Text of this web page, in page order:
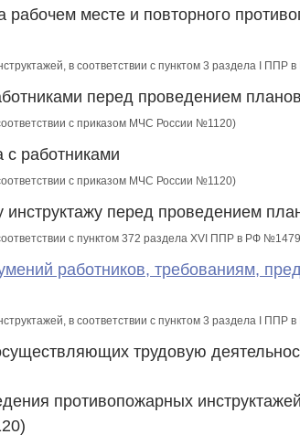
месте и повторного
в соответствии с пунктом 3 раздела I
перед проведением
с приказом МЧС России №1120)
с работниками
с приказом МЧС России №1120)
перед проведением
с пунктом 372 раздела XVI ППР в РФ
работников, требованиям,
в соответствии с пунктом 3 раздела I
трудовую
противопожарных